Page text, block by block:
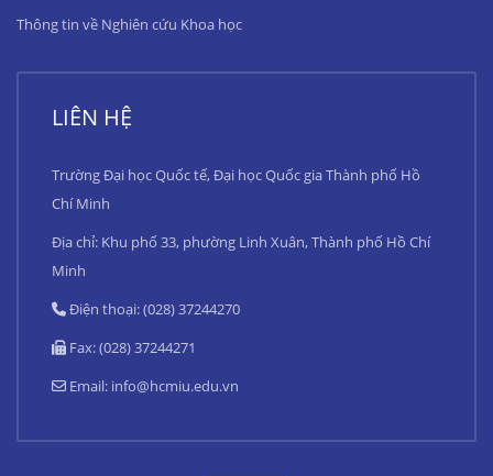
Thông tin về Nghiên cứu Khoa học
LIÊN HỆ
Trường Đại học Quốc tế, Đại học Quốc gia Thành phố Hồ
Chí Minh
Địa chỉ: Khu phố 33, phường Linh Xuân, Thành phố Hồ Chí
Minh
Điện thoại: (028) 37244270
Fax: (028) 37244271
Email: info@hcmiu.edu.vn